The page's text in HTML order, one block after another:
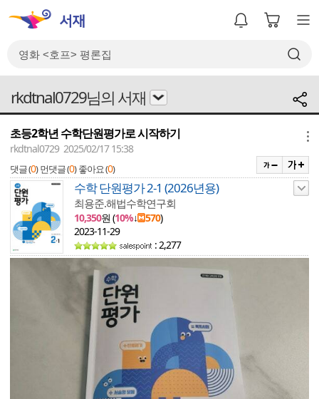
rkdtnal0729님의 서재
초등2학년 수학단원평가로 시작하기
rkdtnal0729 2025/02/17 15:38
댓글 (0) 먼댓글 (0) 좋아요 (0)
수학 단원평가 2-1 (2026년용)
최용준.해법수학연구회
10,350원 (10%↓ 570)
2023-11-29
: 2,277